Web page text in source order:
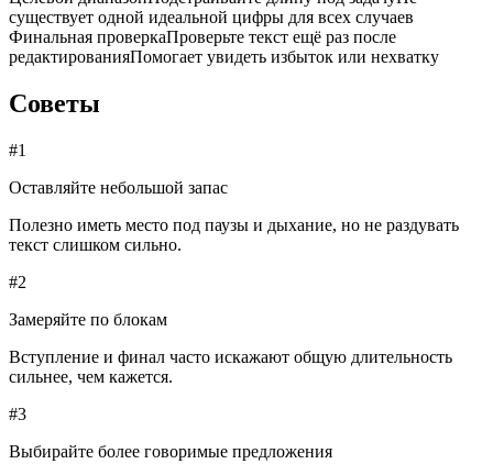
существует одной идеальной цифры для всех случаев
Финальная проверкаПроверьте текст ещё раз после
редактированияПомогает увидеть избыток или нехватку
Советы
#1
Оставляйте небольшой запас
Полезно иметь место под паузы и дыхание, но не раздувать
текст слишком сильно.
#2
Замеряйте по блокам
Вступление и финал часто искажают общую длительность
сильнее, чем кажется.
#3
Выбирайте более говоримые предложения